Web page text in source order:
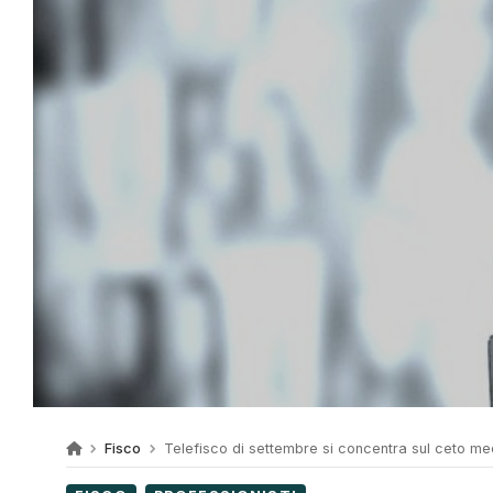
Fisco Telefisco di settembre si concentra sul ceto